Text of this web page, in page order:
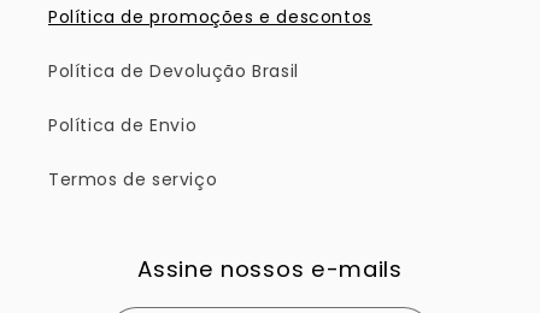
Política de promoções e descontos
Política de Devolução Brasil
Política de Envio
Termos de serviço
Assine nossos e-mails